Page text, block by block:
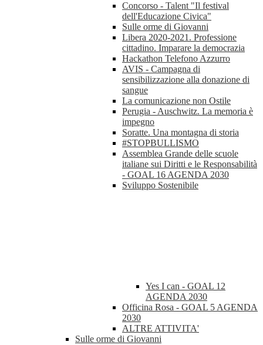
Concorso - Talent "Il festival
dell'Educazione Civica"
Sulle orme di Giovanni
Libera 2020-2021. Professione
cittadino. Imparare la democrazia
Hackathon Telefono Azzurro
AVIS - Campagna di
sensibilizzazione alla donazione di
sangue
La comunicazione non Ostile
Perugia - Auschwitz. La memoria è
impegno
Soratte. Una montagna di storia
#STOPBULLISMO
Assemblea Grande delle scuole
italiane sui Diritti e le Responsabilità
- GOAL 16 AGENDA 2030
Sviluppo Sostenibile
Yes I can - GOAL 12
AGENDA 2030
Officina Rosa - GOAL 5 AGENDA
2030
ALTRE ATTIVITA'
Sulle orme di Giovanni